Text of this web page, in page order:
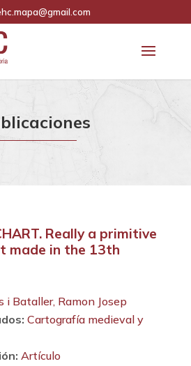
Really a primitive
made in the 13th
i Bataller, Ramon Josep
Cartografía medieval y
Artículo